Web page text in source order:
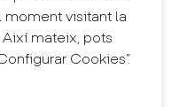
visitant la
mateix, pots
Cookies”.